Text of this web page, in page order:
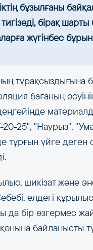
бұзылғаны
бірақ шарты
жүгінбес
тұрақсыздығына
бағаның
25", "Наурыз",
тұрғын үйге
шикізат және
елдегі
да бір өзгермес
байланысты